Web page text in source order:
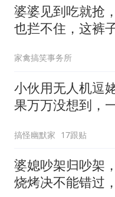
婆婆见到吃就抢
也拦不住，这裤
家禽搞笑事务所
小伙用无人机逗
果万万没想到，
搞怪幽默家 17跟贴
婆媳吵架归吵架
烧烤决不能错过